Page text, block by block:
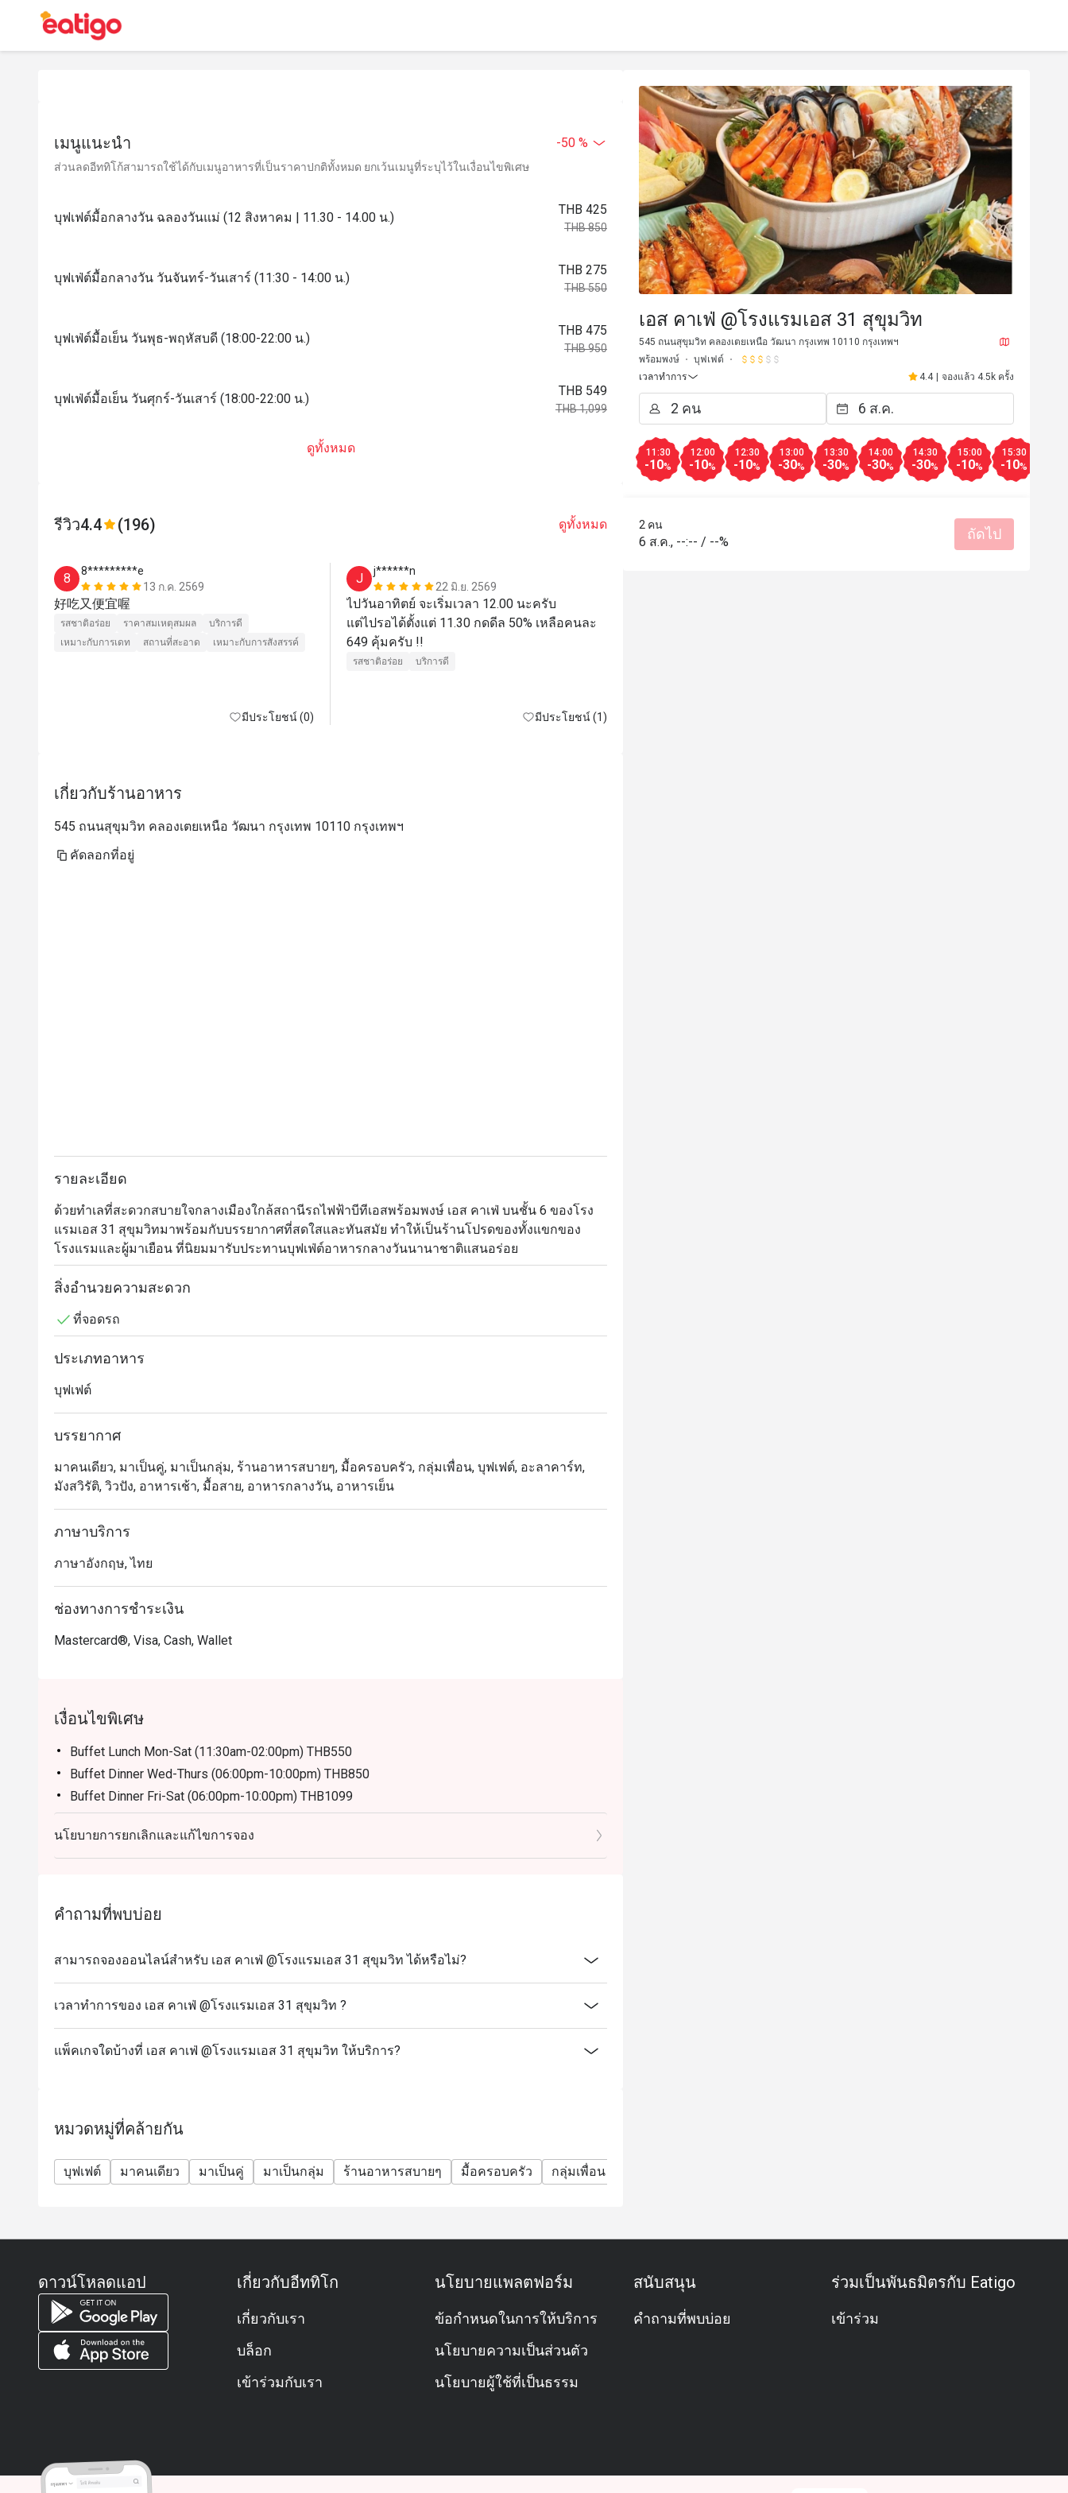
เมนูแนะนำ -50 %
ส่วนลดอีททิโก้สามารถใช้ได้กับเมนูอาหารที่เป็นราคาปกติทั้งหมด ยกเว้นเมนูที่ระบุไว้ในเงื่อนไขพิเศษ
บุฟเฟต์มื้อกลางวัน ฉลองวันแม่ (12 สิงหาคม | 11.30 - 14.00 น.)
THB 425
THB 850
บุฟเฟ่ต์มื้อกลางวัน วันจันทร์-วันเสาร์ (11:30 - 14:00 น.)
THB 275
THB 550
บุฟเฟ่ต์มื้อเย็น วันพุธ-พฤหัสบดี (18:00-22:00 น.)
THB 475
THB 950
บุฟเฟ่ต์มื้อเย็น วันศุกร์-วันเสาร์ (18:00-22:00 น.)
THB 549
THB 1,099
ดูทั้งหมด
รีวิว4.4 (196) ดูทั้งหมด
8
8*********e
13 ก.ค. 2569
好吃又便宜喔
รสชาติอร่อย ราคาสมเหตุสมผล
บริการดี
เหมาะกับการเดท
สถานที่สะอาด เหมาะกับการสังสรรค์
มีประโยชน์ (0)
J
j******n
22 มิ.ย. 2569
ไปวันอาทิตย์ จะเริ่มเวลา 12.00 นะครับ
แต่ไปรอได้ตั้งแต่ 11.30 กดดีล 50% เหลือคนละ
649 คุ้มครับ !!
รสชาติอร่อย บริการดี
มีประโยชน์ (1)
เกี่ยวกับร้านอาหาร
545 ถนนสุขุมวิท คลองเตยเหนือ วัฒนา กรุงเทพ 10110 กรุงเทพฯ
คัดลอกที่อยู่
รายละเอียด
ด้วยทำเลที่สะดวกสบายใจกลางเมืองใกล้สถานีรถไฟฟ้าบีทีเอสพร้อมพงษ์ เอส คาเฟ่ บนชั้น 6 ของโรง
แรมเอส 31 สุขุมวิทมาพร้อมกับบรรยากาศที่สดใสและทันสมัย ทำให้เป็นร้านโปรดของทั้งแขกของ
สิ่งอำนวยความสะดวก
ที่จอดรถ
ประเภทอาหาร
บุฟเฟต์
บรรยากาศ
มาคนเดียว, มาเป็นคู่, มาเป็นกลุ่ม, ร้านอาหารสบายๆ, มื้อครอบครัว, กลุ่มเพื่อน, บุฟเฟต์, อะลาคาร์ท,
มังสวิรัติ, วิวปัง, อาหารเช้า, มื้อสาย, อาหารกลางวัน, อาหารเย็น
ภาษาบริการ
ภาษาอังกฤษ, ไทย
ช่องทางการชำระเงิน
Mastercard®, Visa, Cash, Wallet
เงื่อนไขพิเศษ
Buffet Lunch Mon-Sat (11:30am-02:00pm) THB550
Buffet Dinner Wed-Thurs (06:00pm-10:00pm) THB850
Buffet Dinner Fri-Sat (06:00pm-10:00pm) THB1099
Description:
Buffet Lunch Mon-Sat 550 baht
* from 3-11 Oct Join us for over 13 vegetarian dishes, including fried foods from Yaowarat,
Remark: Normal Buffet Lunch don't have on that day
Operation Hours: Wed-Thurs (06:00pm-10:00pm)
Menu Highlight:: Seafood on Ice, Oyster, Grilled river prawns, S31 Thai dishes, Japanese station ,
Carving of the day, Menu of the day, Asian dishes, Western dishes, and many more!
Surf & Turf International Buffet Dinner
Menu Highlight: unlimited Alaskan king, Seafood on Ice, Oyster, Grilled river prawns, S31 Thai
dishes, Japanese station , Carving of the day, Menu of the day, Asian dishes, Western dishes,
and many more!
Sunday Brunch
FAQ
Q1: What kind of restaurant is S Café and what’s their concept?
A1: S Café is the main buffet / all-day dining restaurant at S31 Sukhumvit Hotel. It offers
international cuisine, with a buffet for breakfast, lunch, and dinner, plus à la carte options.
Q2: Where is it located & operating hours?
Breakfast buffet: 06:00 – 10:00
Lunch buffet: 11:30 – 14:30
นโยบายการยกเลิกและแก้ไขการจอง
คำถามที่พบบ่อย
สามารถจองออนไลน์สำหรับ เอส คาเฟ่ @โรงแรมเอส 31 สุขุมวิท ได้หรือไม่?
เวลาทำการของ เอส คาเฟ่ @โรงแรมเอส 31 สุขุมวิท ?
แพ็คเกจใดบ้างที่ เอส คาเฟ่ @โรงแรมเอส 31 สุขุมวิท ให้บริการ?
หมวดหมู่ที่คล้ายกัน
บุฟเฟต์ มาคนเดียว มาเป็นคู่ มาเป็นกลุ่ม ร้านอาหารสบายๆ มื้อครอบครัว กลุ่มเพื่อน
เอส คาเฟ่ @โรงแรมเอส 31 สุขุมวิท
545 ถนนสุขุมวิท คลองเตยเหนือ วัฒนา กรุงเทพ 10110 กรุงเทพฯ
พร้อมพงษ์
บุฟเฟต์
เวลาทำการ
4.4 จองแล้ว 4.5k ครั้ง
11:30
-10%
12:00
-10%
12:30
-10%
13:00
-30%
13:30
-30%
14:00
-30%
14:30
-30%
15:00
-10%
15:30
-10%
2 คน
6 ส.ค., --:-- / --% ถัดไป
ดาวน์โหลดแอป เกี่ยวกับอีททิโก
เกี่ยวกับเรา
บล็อก
เข้าร่วมกับเรา
นโยบายแพลตฟอร์ม
ข้อกำหนดในการให้บริการ
นโยบายความเป็นส่วนตัว
นโยบายผู้ใช้ที่เป็นธรรม
สนับสนุน
คำถามที่พบบ่อย
ร่วมเป็นพันธมิตรกับ Eatigo
เข้าร่วม